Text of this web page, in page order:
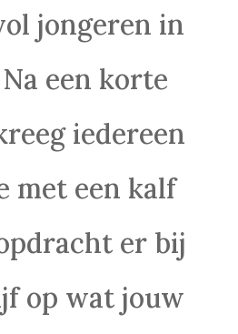
jongeren in
een korte
iedereen
met een kalf
er bij
op wat jouw